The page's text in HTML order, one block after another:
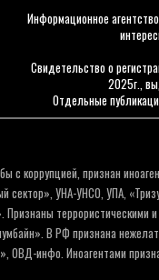
Информационное
Свидетельство о
2025г.,
Отдельные
коррупцией, признан
УНА-УНСО, УПА,
В РФ признана
ОВД-инфо. Иноагентами